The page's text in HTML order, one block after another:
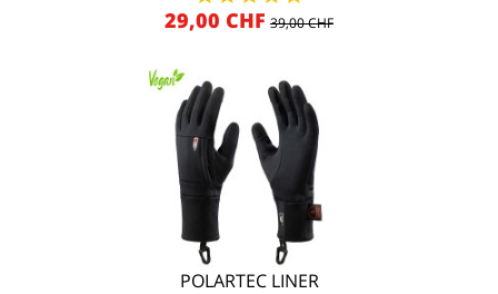
29,00 CHF 39,00 CHF
POLARTEC LINER